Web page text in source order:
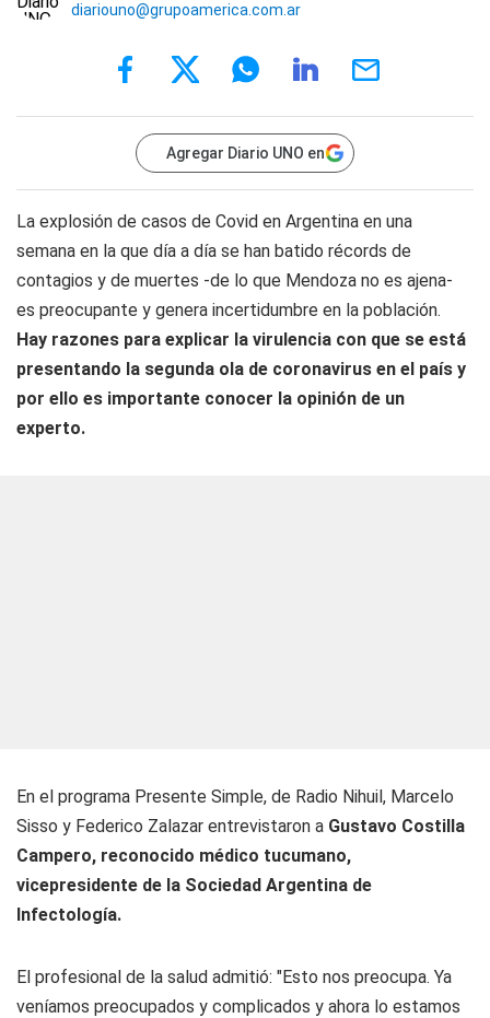
diariouno@grupoamerica.com.ar
Agregar Diario UNO en
La explosión de casos de Covid en Argentina en una
semana en la que día a día se han batido récords de
contagios y de muertes -de lo que Mendoza no es ajena-
es preocupante y genera incertidumbre en la población.
Hay razones para explicar la virulencia con que se está
presentando la segunda ola de coronavirus en el país y
por ello es importante conocer la opinión de un
experto.
En el programa Presente Simple, de Radio Nihuil, Marcelo
Sisso y Federico Zalazar entrevistaron a Gustavo Costilla
Campero, reconocido médico tucumano,
vicepresidente de la Sociedad Argentina de
Infectología.
El profesional de la salud admitió: "Esto nos preocupa. Ya
veníamos preocupados y complicados y ahora lo estamos